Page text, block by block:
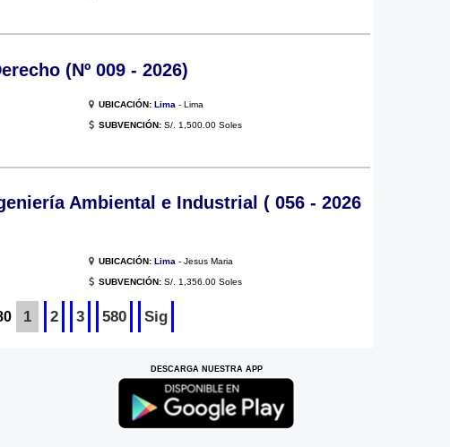
(Nº 009 - 2026)
UBICACIÓN: Lima - Lima
SUBVENCIÓN: S/. 1,500.00 Soles
Ambiental e Industrial ( 056 - 2026
UBICACIÓN: Lima - Jesus Maria
SUBVENCIÓN: S/. 1,356.00 Soles
1 2 3 580 Sig
DESCARGA NUESTRA APP